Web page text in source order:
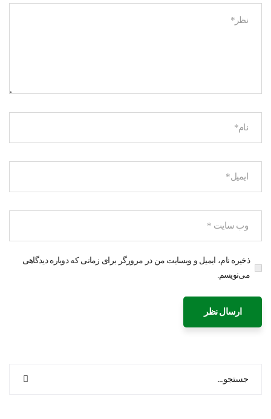
ذخیره نام، ایمیل و وبسایت من در مرورگر برای زمانی که دوباره دیدگاهی
می‌نویسم.